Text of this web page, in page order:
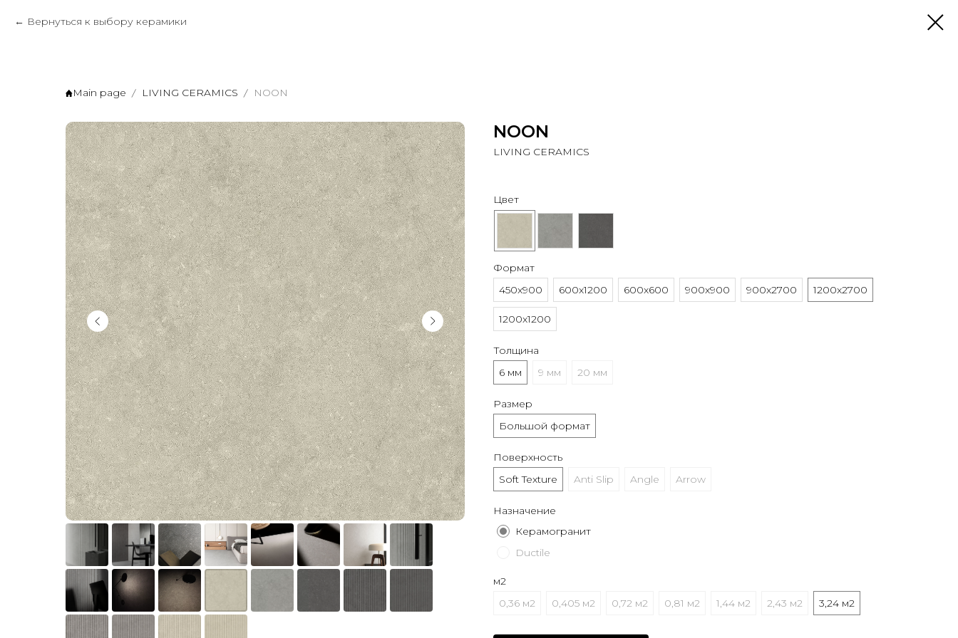
Вернуться к выбору керамики
Main page LIVING CERAMICS NOON
NOON
LIVING CERAMICS
Цвет
Формат
450x900
600x1200 600x600 900x900 900x2700 1200x2700
1200x1200
Толщина
6 мм
9 мм 20 мм
Размер
Большой формат
Поверхность
Soft Texture
Anti Slip Angle Arrow
Назначение
Керамогранит
Ductile
м2
0,36 м2
0,405 м2 0,72 м2 0,81 м2 1,44 м2 2,43 м2 3,24 м2